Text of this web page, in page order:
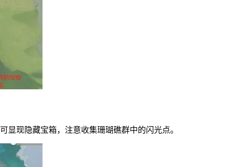
现隐藏宝箱，注意收集珊瑚礁群中的闪光点。